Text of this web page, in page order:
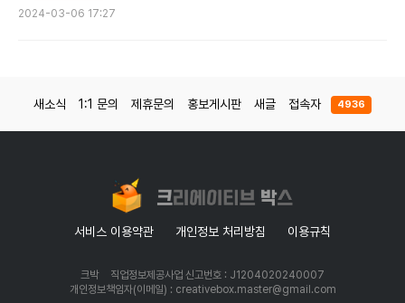
2024-03-06 17:27
새소식 1:1 문의 제휴문의 홍보게시판 새글 접속자 4936
서비스 이용약관 개인정보 처리방침 이용규칙
크박
직업정보제공사업 신고번호 : J1204020240007
개인정보책임자(이메일) : creativebox.master@gmail.com